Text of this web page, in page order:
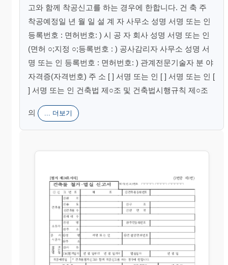
고와 함께 착공신고를 하는 경우에 한합니다. 건 축 주
착공예정일 년 월 일 설 계 자 사무소 성명 서명 또는 인
등록번호 : 면허번호: ) 시 공 자 회사 성명 서명 또는 인
(면허 ○;지정 ○;등록번호 : ) 공사감리자 사무소 성명 서
명 또는 인 등록번호 : 면허번호: ) 관계전문기술자 분 야
자격증(자격번호) 주 소 [ ] 서명 또는 인 [ ] 서명 또는 인 [
] 서명 또는 인 건축법 제○조 및 건축법시행규칙 제○조
의 ... 더보기